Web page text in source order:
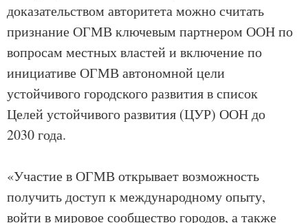
доказательством авторитета можно считать
признание ОГМВ ключевым партнером ООН по
вопросам местных властей и включение по
инициативе ОГМВ автономной цели
устойчивого городского развития в список
Целей устойчивого развития (ЦУР) ООН до
2030 года.
«Участие в ОГМВ открывает возможность
получить доступ к международному опыту,
войти в мировое сообщество городов, а также